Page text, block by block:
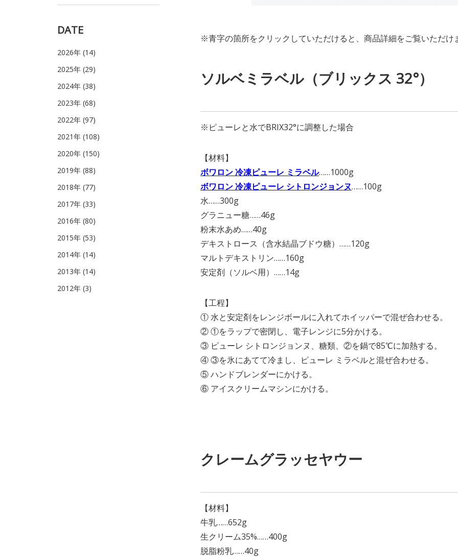
※青字の箇所をクリックしていただけると、商品詳細をご覧いただけ
ソルベミラベル（ブリックス 32°）
※ピューレと水でBRIX32°に調整した場合
【材料】
ボワロン 冷凍ピューレ ミラベル……1000g
ボワロン 冷凍ピューレ シトロンジョンヌ……100g
水……300g
グラニュー糖……46g
粉末水あめ……40g
デキストロース（含水結晶ブドウ糖）……120g
マルトデキストリン……160g
安定剤（ソルベ用）……14g
【工程】
① 水と安定剤をレンジボールに入れてホイッパーで混ぜ合わせる。
② ①をラップで密閉し、電子レンジに5分かける。
③ ピューレ シトロンジョンヌ、糖類、②を鍋で85℃に加熱する。
④ ③を氷にあてて冷まし、ピューレ ミラベルと混ぜ合わせる。
⑤ ハンドブレンダーにかける。
⑥ アイスクリームマシンにかける。
クレームグラッセヤウー
【材料】
牛乳……652g
生クリーム35%……400g
脱脂粉乳……40g
DATE
2026年 (14)
2025年 (29)
2024年 (38)
2023年 (68)
2022年 (97)
2021年 (108)
2020年 (150)
2019年 (88)
2018年 (77)
2017年 (33)
2016年 (80)
2015年 (53)
2014年 (14)
2013年 (14)
2012年 (3)